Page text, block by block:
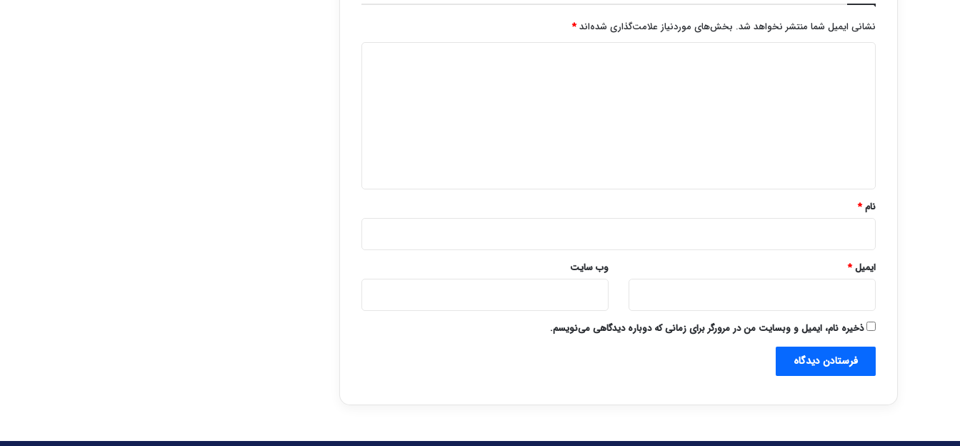
نشانی ایمیل شما منتشر نخواهد شد. بخش‌های موردنیاز علامت‌گذاری شده‌اند*
نام*
ایمیل* وب‌ سایت
ذخیره نام، ایمیل و وبسایت من در مرورگر برای زمانی که دوباره دیدگاهی می‌نویسم.